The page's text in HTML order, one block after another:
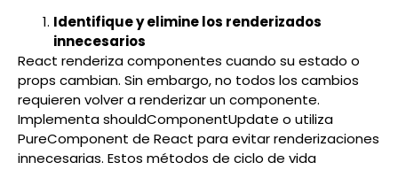
Identifique y elimine los renderizados
innecesarios
React renderiza componentes cuando su estado o
props cambian. Sin embargo, no todos los cambios
requieren volver a renderizar un componente.
Implementa shouldComponentUpdate o utiliza
PureComponent de React para evitar renderizaciones
innecesarias. Estos métodos de ciclo de vida